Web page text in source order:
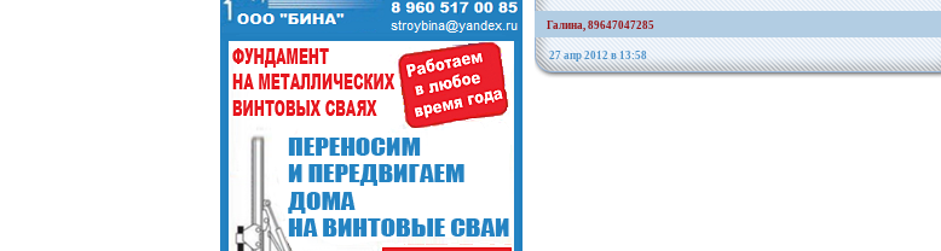
Галина, 89647047285
27 апр 2012 в 13:58